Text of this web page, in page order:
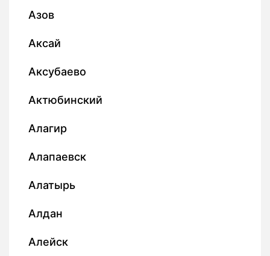
Азов
Аксай
Аксубаево
Актюбинский
Алагир
Алапаевск
Алатырь
Алдан
Алейск